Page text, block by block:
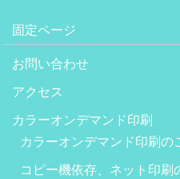
固定ページ
お問い合わせ
アクセス
カラーオンデマンド印刷
カラーオンデマンド印刷の
コピー機依存、ネット印